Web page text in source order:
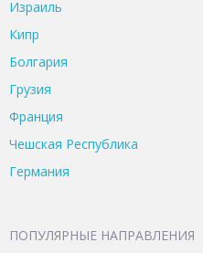
Израиль
Кипр
Болгария
Грузия
Франция
Чешская Республика
Германия
ПОПУЛЯРНЫЕ НАПРАВЛЕНИЯ